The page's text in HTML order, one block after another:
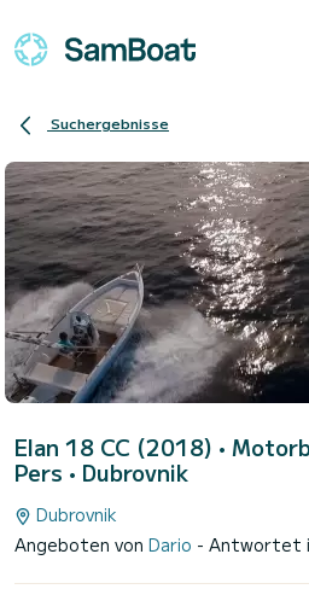
Suchergebnisse
Elan 18 CC (2018) •
Pers • Dubrovnik
Dubrovnik
Angeboten von Dario - Antwortet